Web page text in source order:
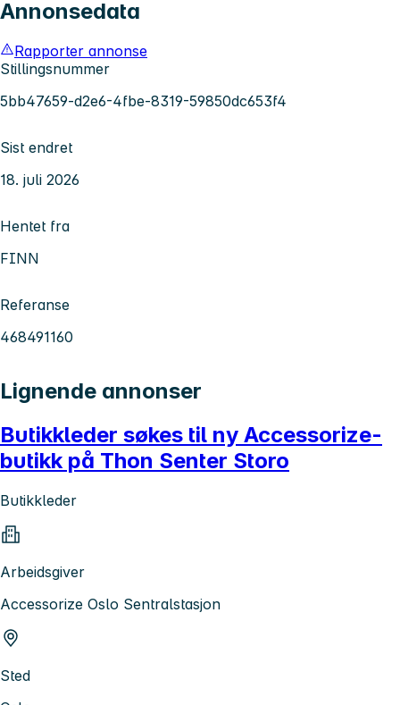
Annonsedata
Rapporter annonse
Stillingsnummer
5bb47659-d2e6-4fbe-8319-59850dc653f4
Sist endret
18. juli 2026
Hentet fra
FINN
Referanse
468491160
Lignende annonser
Butikkleder søkes til ny Accessorize-
butikk på Thon Senter Storo
Butikkleder
Arbeidsgiver
Accessorize Oslo Sentralstasjon
Sted